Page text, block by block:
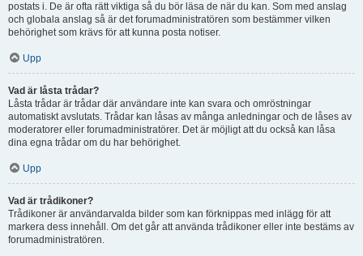
postats i. De är ofta rätt viktiga så du bör läsa de när du kan. Som med anslag
och globala anslag så är det forumadministratören som bestämmer vilken
behörighet som krävs för att kunna posta notiser.
Upp
Vad är låsta trådar?
Låsta trådar är trådar där användare inte kan svara och omröstningar
automatiskt avslutats. Trådar kan låsas av många anledningar och de låses av
moderatorer eller forumadministratörer. Det är möjligt att du också kan låsa
dina egna trådar om du har behörighet.
Upp
Vad är trådikoner?
Trådikoner är användarvalda bilder som kan förknippas med inlägg för att
markera dess innehåll. Om det går att använda trådikoner eller inte bestäms av
forumadministratören.